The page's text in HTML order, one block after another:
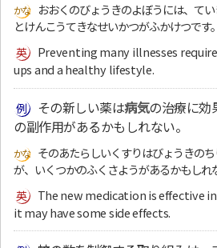
おおくのびょうきのよぼうには、て
とけんこうてきなせいかつがふかけつです。
Preventing many illnesses
ups and a healthy lifestyle.
その新しい薬は病気の治療に効
の副作用があるかもしれない。
そのあたらしいくすりはびょうきの
が、いくつかのふくさようがあるかもしれ
The new medication is effective
it may have some side effects.